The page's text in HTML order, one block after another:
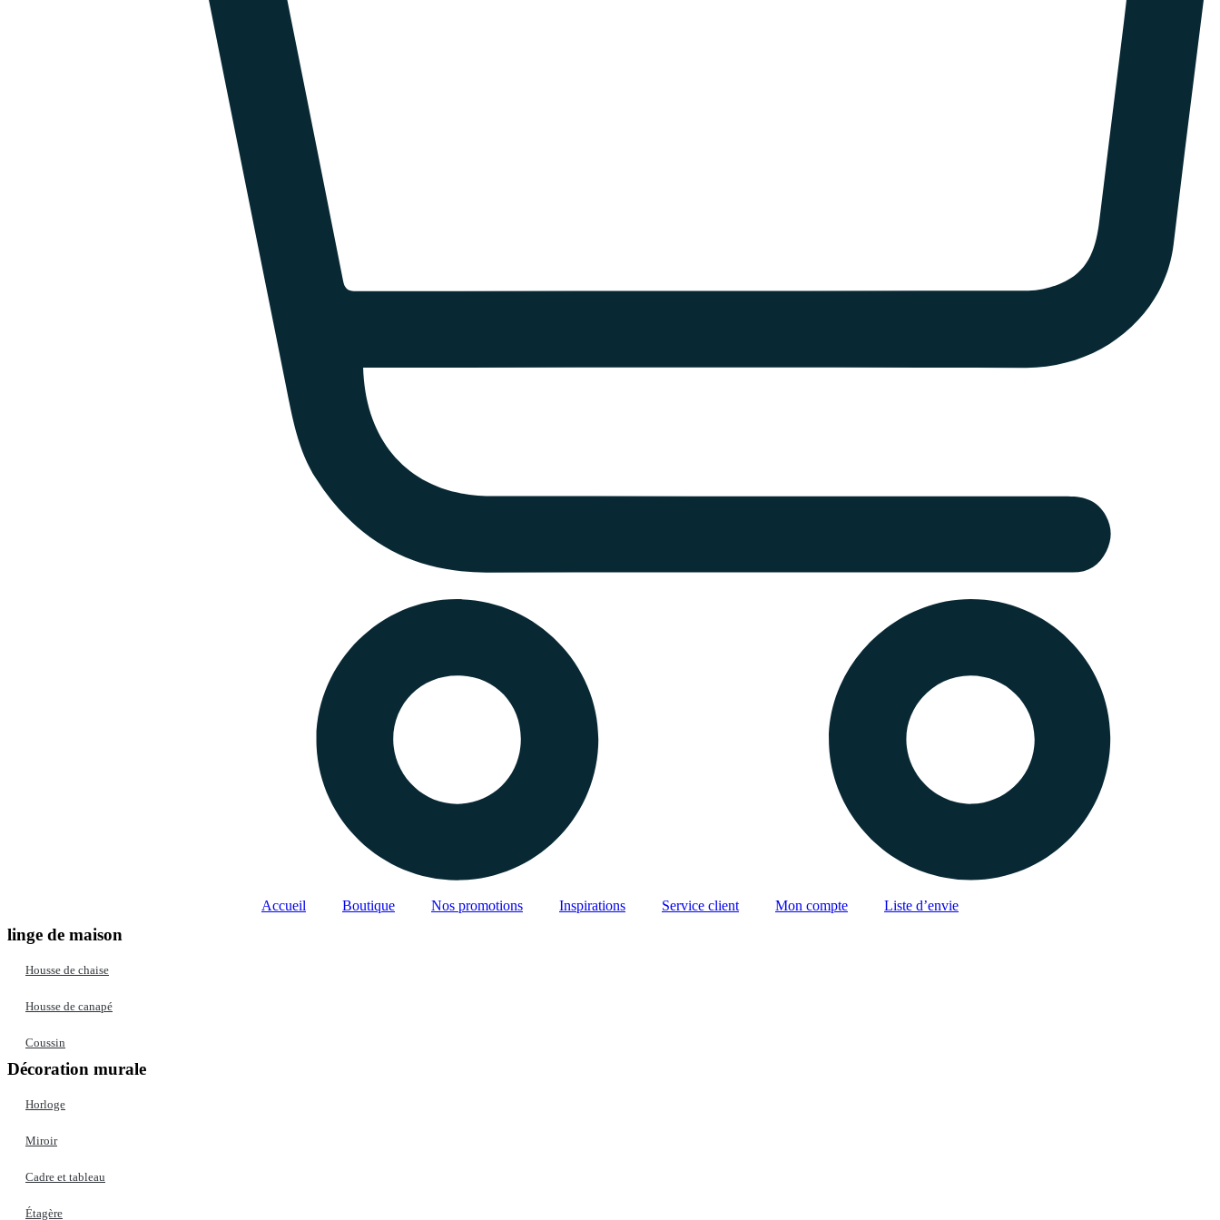
Accueil Boutique Nos promotions Inspirations Service client Mon compte Liste d’envie
linge de maison
Housse de chaise
Housse de canapé
Coussin
Décoration murale
Horloge
Miroir
Cadre et tableau
Étagère